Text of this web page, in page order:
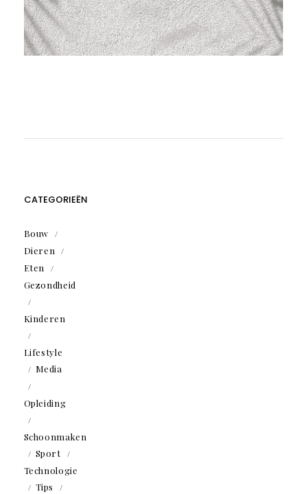
CATEGORIEËN
Bouw
Dieren
Eten
Gezondheid
Kinderen
Lifestyle
Media
Opleiding
Schoonmaken
Sport
Technologie
Tips